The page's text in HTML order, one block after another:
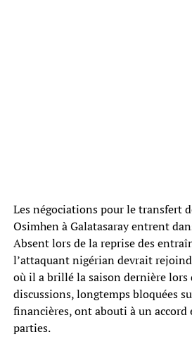
Les négociations pour le transfert
Osimhen à Galatasaray entrent
Absent lors de la reprise des
l’attaquant nigérian devrait
où il a brillé la saison dernière lors
discussions, longtemps bloquées
financières, ont abouti à un
parties.